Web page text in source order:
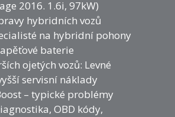
2016. 1.6i, 97kW)
hybridních vozů
na hybridní pohony
baterie
ojetých vozů: Levné
servisní náklady
– typické problémy
OBD kódy,